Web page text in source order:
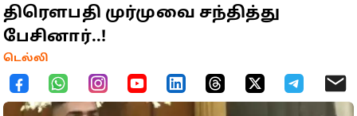
திரௌபதி முர்முவை சந்தித்து
பேசினார்..!
டெல்லி